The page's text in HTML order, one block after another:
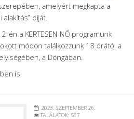
amelyért megkapta a
díját.
én a KERTESEN-NŐ programunk
módon találkozzunk 18 órától a
a Dongában.
is.
2023. SZEPTEMBER 26.
TALÁLATOK: 567